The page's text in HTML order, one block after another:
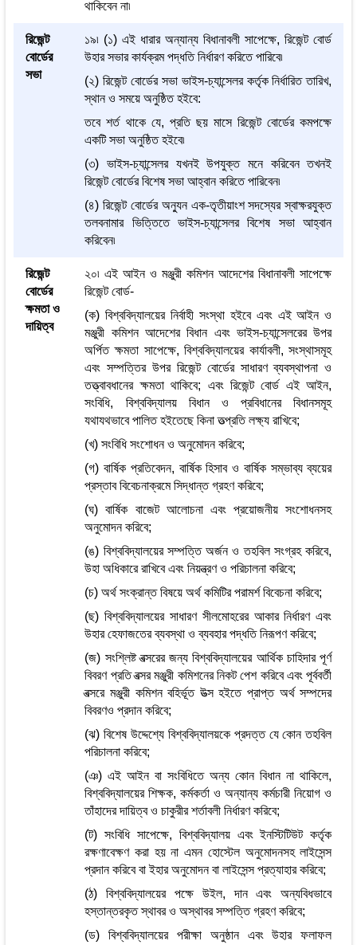
থাকিবেন না৷
রিজেন্ট
বোর্ডের
সভা
১৯৷ (১) এই ধারার অন্যান্য বিধানাবলী সাপেক্ষে, রিজেন্ট বোর্ড
উহার সভার কার্যক্রম পদ্ধতি নির্ধারণ করিতে পারিবে৷
(২) রিজেন্ট বোর্ডের সভা ভাইস-চ্যান্সেলর কর্তৃক নির্ধারিত তারিখ,
স্থান ও সময়ে অনুষ্ঠিত হইবে:
তবে শর্ত থাকে যে, প্রতি ছয় মাসে রিজেন্ট বোর্ডের কমপক্ষে
একটি সভা অনুষ্ঠিত হইবে৷
(৩) ভাইস-চ্যান্সেলর যখনই উপযুক্ত মনে করিবেন তখনই
রিজেন্ট বোর্ডের বিশেষ সভা আহ্বান করিতে পারিবেন৷
(৪) রিজেন্ট বোর্ডের অন্যুন এক-তৃতীয়াংশ সদস্যের স্বাক্ষরযুক্ত
তলবনামার ভিত্তিতে ভাইস-চ্যান্সেলর বিশেষ সভা আহ্বান
করিবেন৷
রিজেন্ট
বোর্ডের
ক্ষমতা ও
দায়িত্ব
২০৷ এই আইন ও মঞ্জুরী কমিশন আদেশের বিধানাবলী সাপেক্ষে
রিজেন্ট বোর্ড-
(ক) বিশ্ববিদ্যালয়ের নির্বাহী সংস্থা হইবে এবং এই আইন ও
মঞ্জুরী কমিশন আদেশের বিধান এবং ভাইস-চ্যান্সেলরের উপর
অর্পিত ক্ষমতা সাপেক্ষে, বিশ্ববিদ্যালয়ের কার্যাবলী, সংস্থাসমূহ
এবং সম্পত্তির উপর রিজেন্ট বোর্ডের সাধারণ ব্যবস্থাপনা ও
তত্ত্বাবধানের ক্ষমতা থাকিবে; এবং রিজেন্ট বোর্ড এই আইন,
সংবিধি, বিশ্ববিদ্যালয় বিধান ও প্রবিধানের বিধানসমূহ
যথাযথভাবে পালিত হইতেছে কিনা তত্প্রতি লক্ষ্য রাখিবে;
(খ) সংবিধি সংশোধন ও অনুমোদন করিবে;
(গ) বার্ষিক প্রতিবেদন, বার্ষিক হিসাব ও বার্ষিক সম্ভাব্য ব্যয়ের
প্রস্তাব বিবেচনাক্রমে সিদ্ধান্ত গ্রহণ করিবে;
(ঘ) বার্ষিক বাজেট আলোচনা এবং প্রয়োজনীয় সংশোধনসহ
অনুমোদন করিবে;
(ঙ) বিশ্ববিদ্যালয়ের সম্পত্তি অর্জন ও তহবিল সংগ্রহ করিবে,
উহা অধিকারে রাখিবে এবং নিয়ন্ত্রণ ও পরিচালনা করিবে;
(চ) অর্থ সংক্রান্ত বিষয়ে অর্থ কমিটির পরামর্শ বিবেচনা করিবে;
(ছ) বিশ্ববিদ্যালয়ের সাধারণ সীলমোহরের আকার নির্ধারণ এবং
উহার হেফাজতের ব্যবস্থা ও ব্যবহার পদ্ধতি নিরূপণ করিবে;
(জ) সংশ্লিষ্ট বত্সরের জন্য বিশ্ববিদ্যালয়ের আর্থিক চাহিদার পূর্ণ
বিবরণ প্রতি বত্সর মঞ্জুরী কমিশনের নিকট পেশ করিবে এবং পূর্ববর্তী
বত্সরে মঞ্জুরী কমিশন বহির্ভূত উত্স হইতে প্রাপ্ত অর্থ সম্পদের
বিবরণও প্রদান করিবে;
(ঝ) বিশেষ উদ্দেশ্যে বিশ্ববিদ্যালয়কে প্রদত্ত যে কোন তহবিল
পরিচালনা করিবে;
(ঞ) এই আইন বা সংবিধিতে অন্য কোন বিধান না থাকিলে,
বিশ্ববিদ্যালয়ের শিক্ষক, কর্মকর্তা ও অন্যান্য কর্মচারী নিয়োগ ও
তাঁহাদের দায়িত্ব ও চাকুরীর শর্তাবলী নির্ধারণ করিবে;
(ট) সংবিধি সাপেক্ষে, বিশ্ববিদ্যালয় এবং ইনস্টিটিউট কর্তৃক
রক্ষণাবেক্ষণ করা হয় না এমন হোস্টেল অনুমোদনসহ লাইসেন্স
প্রদান করিবে বা ইহার অনুমোদন বা লাইসেন্স প্রত্যাহার করিবে;
(ঠ) বিশ্ববিদ্যালয়ের পক্ষে উইল, দান এবং অন্যবিধভাবে
হস্তান্তরকৃত স্থাবর ও অস্থাবর সম্পত্তি গ্রহণ করিবে;
(ড) বিশ্ববিদ্যালয়ের পরীক্ষা অনুষ্ঠান এবং উহার ফলাফল